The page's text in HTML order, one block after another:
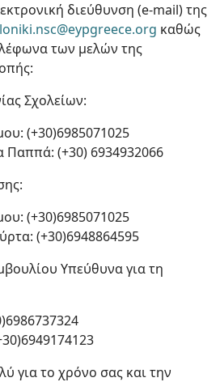
διεύθυνση (e-mail) της
καθώς
των μελών της
Σχολείων:
(+30)6985071025
Παππά: (+30) 6934932066
(+30)6985071025
(+30)6948864595
Υπεύθυνα για τη
για το χρόνο σας και την